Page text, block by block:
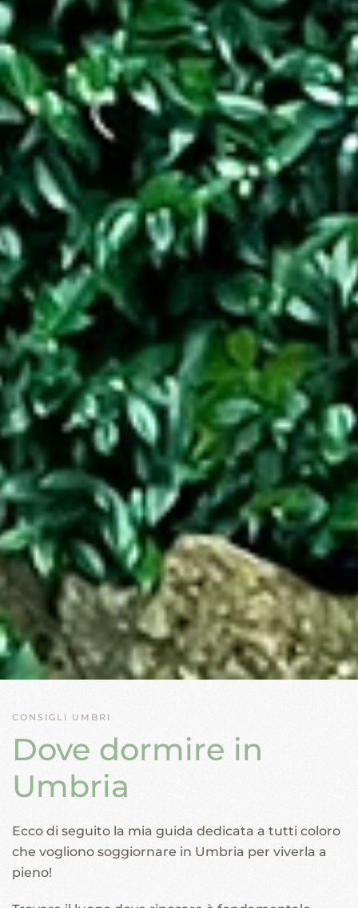
CONSIGLI UMBRI
Dove dormire in
Umbria
Ecco di seguito la mia guida dedicata a tutti coloro
che vogliono soggiornare in Umbria per viverla a
pieno!